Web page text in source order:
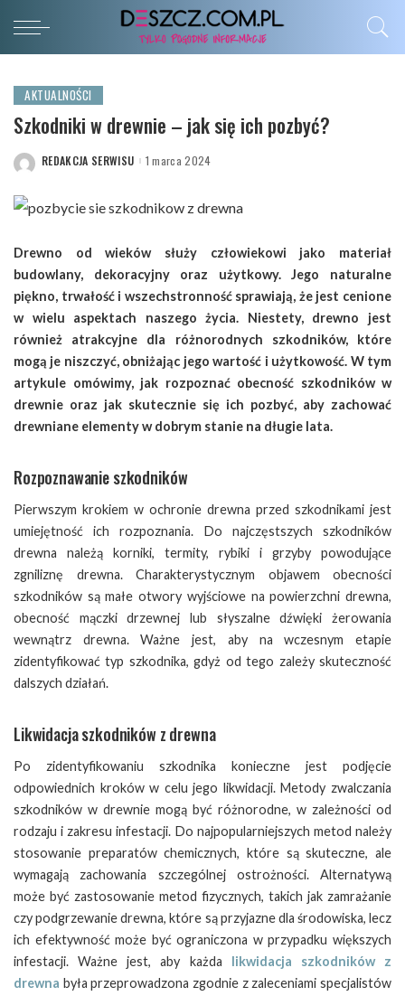
AKTUALNOŚCI
Szkodniki w drewnie – jak się ich pozbyć?
POSTED
REDAKCJA SERWISU 1 marca 2024
Drewno od wieków służy człowiekowi jako materiał
budowlany, dekoracyjny oraz użytkowy. Jego naturalne
piękno, trwałość i wszechstronność sprawiają, że jest cenione
w wielu aspektach naszego życia. Niestety, drewno jest
również atrakcyjne dla różnorodnych szkodników, które
mogą je niszczyć, obniżając jego wartość i użytkowość. W tym
artykule omówimy, jak rozpoznać obecność szkodników w
drewnie oraz jak skutecznie się ich pozbyć, aby zachować
drewniane elementy w dobrym stanie na długie lata.
Rozpoznawanie szkodników
Pierwszym krokiem w ochronie drewna przed szkodnikami jest
umiejętność ich rozpoznania. Do najczęstszych szkodników
drewna należą korniki, termity, rybiki i grzyby powodujące
zgniliznę drewna. Charakterystycznym objawem obecności
szkodników są małe otwory wyjściowe na powierzchni drewna,
obecność mączki drzewnej lub słyszalne dźwięki żerowania
wewnątrz drewna. Ważne jest, aby na wczesnym etapie
zidentyfikować typ szkodnika, gdyż od tego zależy skuteczność
dalszych działań.
Likwidacja szkodników z drewna
Po zidentyfikowaniu szkodnika konieczne jest podjęcie
odpowiednich kroków w celu jego likwidacji. Metody zwalczania
szkodników w drewnie mogą być różnorodne, w zależności od
rodzaju i zakresu infestacji. Do najpopularniejszych metod należy
stosowanie preparatów chemicznych, które są skuteczne, ale
wymagają zachowania szczególnej ostrożności. Alternatywą
może być zastosowanie metod fizycznych, takich jak zamrażanie
czy podgrzewanie drewna, które są przyjazne dla środowiska, lecz
ich efektywność może być ograniczona w przypadku większych
infestacji. Ważne jest, aby każda
likwidacja szkodników z
drewna była przeprowadzona zgodnie z zaleceniami specjalistów